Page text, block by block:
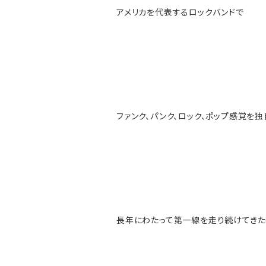
アメリカを代表するロックバンドで
ファンク、パンク、ロック、ポップ感覚を
長年にわたって第一線を走り続けてき